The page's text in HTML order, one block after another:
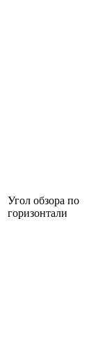
Угол обзора по
горизонтали